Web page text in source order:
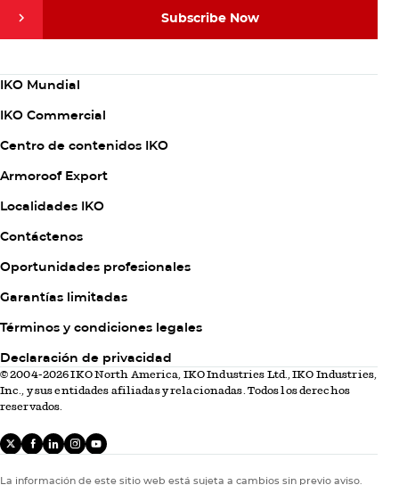
Subscribe Now
Column
IKO Mundial
IKO Commercial
Centro de contenidos IKO
Armoroof Export
Column
Localidades IKO
Contáctenos
Oportunidades profesionales
Garantías limitadas
Column
Términos y condiciones legales
Declaración de privacidad
© 2004-2026 IKO North America, IKO Industries Ltd., IKO Industries,
Inc., y sus entidades afiliadas y relacionadas. Todos los derechos
reservados.
X facebook
linkedIninstagram
youtube
La información de este sitio web está sujeta a cambios sin previo aviso.